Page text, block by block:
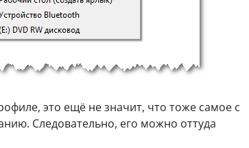
это ещё не значит, что тоже самое с
Следовательно, его можно оттуда